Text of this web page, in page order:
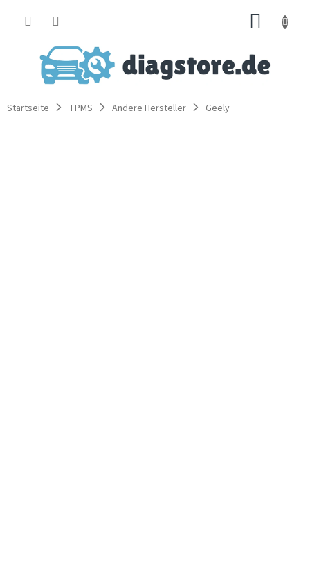
Startseite TPMS Andere Hersteller Geely